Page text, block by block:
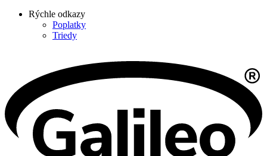
Rýchle odkazy
Poplatky
Triedy